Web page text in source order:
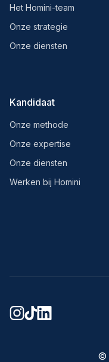
Het Homini-team
Onze strategie
Onze diensten
Kandidaat
Onze methode
Onze expertise
Onze diensten
Werken bij Homini
©